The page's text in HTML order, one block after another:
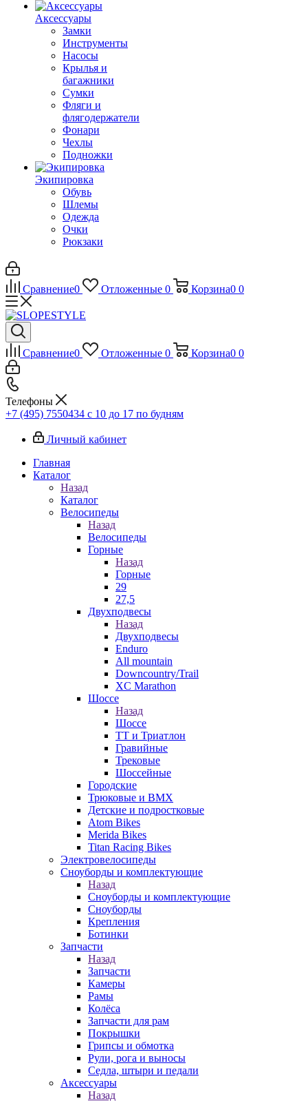
Аксессуары
Замки
Инструменты
Насосы
Крылья и
багажники
Сумки
Фляги и
флягодержатели
Фонари
Чехлы
Подножки
Экипировка
Обувь
Шлемы
Одежда
Очки
Рюкзаки
Сравнение0 Отложенные 0 Корзина0 0
Сравнение0 Отложенные 0 Корзина0 0
Телефоны
+7 (495) 7550434 с 10 до 17 по будням
Личный кабинет
Главная
Каталог
Назад
Каталог
Велосипеды
Назад
Велосипеды
Горные
Назад
Горные
29
27,5
Двухподвесы
Назад
Двухподвесы
Enduro
All mountain
Downcountry/Trail
XC Marathon
Шоссе
Назад
Шоссе
ТТ и Триатлон
Гравийные
Трековые
Шоссейные
Городские
Трюковые и BMX
Детские и подростковые
Atom Bikes
Merida Bikes
Titan Racing Bikes
Электровелосипеды
Cноуборды и комплектующие
Назад
Cноуборды и комплектующие
Сноуборды
Крепления
Ботинки
Запчасти
Назад
Запчасти
Камеры
Рамы
Колёса
Запчасти для рам
Покрышки
Грипсы и обмотка
Рули, рога и выносы
Седла, штыри и педали
Аксессуары
Назад